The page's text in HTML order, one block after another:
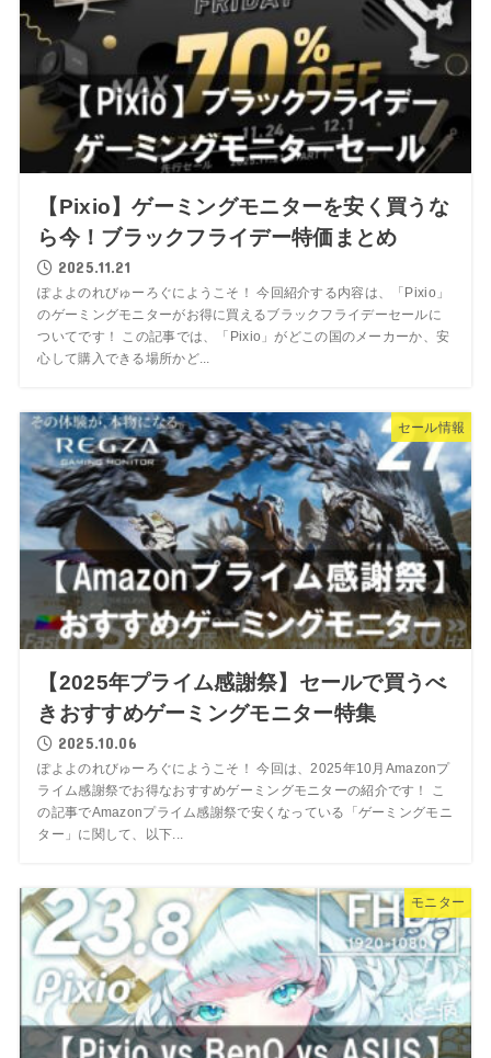
【Pixio】ゲーミングモニターを安く買うな
ら今！ブラックフライデー特価まとめ
2025.11.21
ぽよよのれびゅーろぐにようこそ！ 今回紹介する内容は、「Pixio」
のゲーミングモニターがお得に買えるブラックフライデーセールに
ついてです！ この記事では、「Pixio」がどこの国のメーカーか、安
心して購入できる場所かど...
セール情報
【2025年プライム感謝祭】セールで買うべ
きおすすめゲーミングモニター特集
2025.10.06
ぽよよのれびゅーろぐにようこそ！ 今回は、2025年10月Amazonプ
ライム感謝祭でお得なおすすめゲーミングモニターの紹介です！ こ
の記事でAmazonプライム感謝祭で安くなっている「ゲーミングモニ
ター」に関して、以下...
モニター